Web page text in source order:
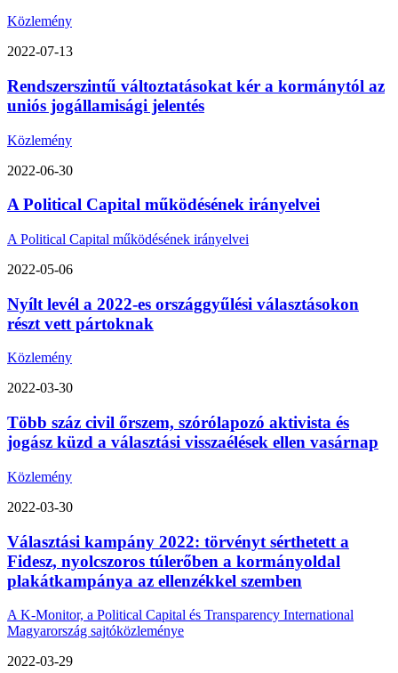
Közlemény
2022-07-13
Rendszerszintű változtatásokat kér a kormánytól az
uniós jogállamisági jelentés
Közlemény
2022-06-30
A Political Capital működésének irányelvei
A Political Capital működésének irányelvei
2022-05-06
Nyílt levél a 2022-es országgyűlési választásokon
részt vett pártoknak
Közlemény
2022-03-30
Több száz civil őrszem, szórólapozó aktivista és
jogász küzd a választási visszaélések ellen vasárnap
Közlemény
2022-03-30
Választási kampány 2022: törvényt sérthetett a
Fidesz, nyolcszoros túlerőben a kormányoldal
plakátkampánya az ellenzékkel szemben
A K-Monitor, a Political Capital és Transparency International
Magyarország sajtóközleménye
2022-03-29